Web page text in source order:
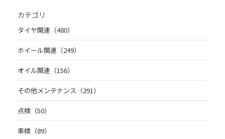
カテゴリ
タイヤ関連（480）
ホイール関連（249）
オイル関連（156）
その他メンテナンス（291）
点検（50）
車検（89）